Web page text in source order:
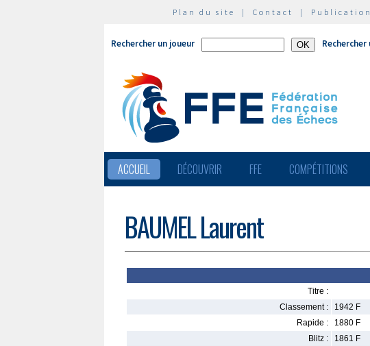
Plan du site | Contact |
Rechercher un joueur Rechercher
ACCUEIL DÉCOUVRIR FFE COMPÉTITIONS
BAUMEL Laurent
Titre :
Classement :
1942 F
Rapide :
1880 F
Blitz :
1861 F